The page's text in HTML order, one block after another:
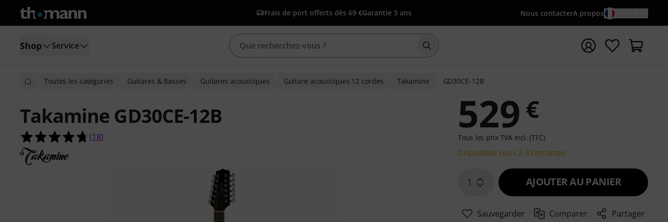
Frais de port offerts dès 69 €Garantie 3 ans Nous contacterA propos
Shop Service Démarrer la recherche avec le terme de recherche
Toutes les catégories Guitares & Basses Guitares acoustiques Guitare acoustiques 12 cordes Takamine GD30CE-12B
Takamine GD30CE-12B
4.7 étoiles sur 5 d'après 18 évaluations clients
(18) 529 €
Tous les prix TVA incl. (TTC)
Disponible sous 2-3 semaines
1 AJOUTER AU PANIER
Sauvegarder Comparer Partager